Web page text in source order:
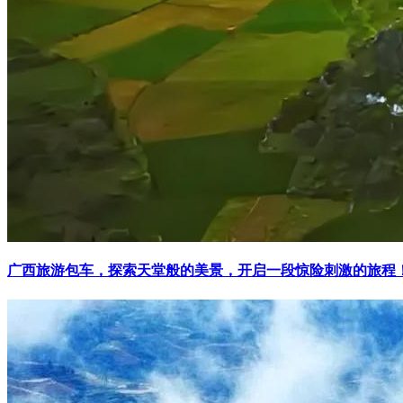
广西旅游包车，探索天堂般的美景，开启一段惊险刺激的旅程